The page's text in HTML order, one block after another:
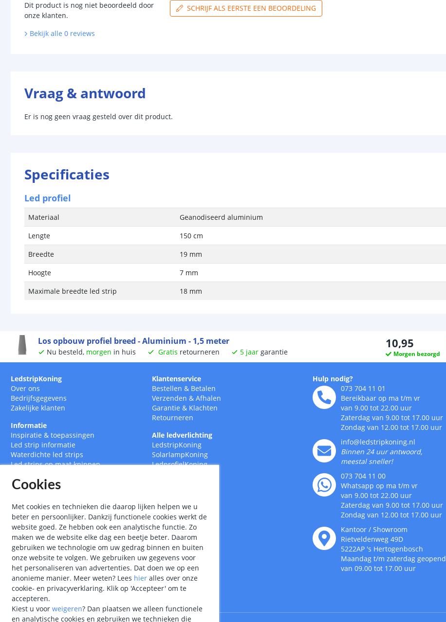
Dit product is nog niet beoordeeld door
onze klanten.
SCHRIJF ALS EERSTE EEN BEOORDELING
Bekijk alle 0 reviews
Vraag & antwoord
Er is nog geen vraag gesteld over dit product.
Specificaties
Led profiel
Materiaal
Geanodiseerd aluminium
Lengte
150 cm
Breedte
19 mm
Hoogte
7 mm
Maximale breedte led strip
18 mm
Los opbouw profiel breed - Aluminium - 1,5 meter
Nu besteld, morgen in huis Gratis retourneren 5 jaar garantie
10,95
Morgen bezorgd
LedstripKoning
Over ons
Bedrijfsgegevens
Zakelijke klanten
Informatie
Inspiratie & toepassingen
Led strip informatie
Waterdichte led strips
Led strips op maat knippen
Ledstrips 12 Volt
Klantenservice
Bestellen & Betalen
Verzenden & Afhalen
Garantie & Klachten
Retourneren
Alle ledverlichting
LedstripKoning
SolarlampKoning
LedprofielKoning
Hulp nodig?
073 704 11 01
Bereikbaar op ma t/m vr
van 9.00 tot 22.00 uur
Zaterdag van 9.00 tot 17.00 uur
Zondag van 12.00 tot 17.00 uur
info@ledstripkoning.nl
Binnen 24 uur antwoord,
meestal sneller!
073 704 11 00
Whatsapp op ma t/m vr
van 9.00 tot 22.00 uur
Zaterdag van 9.00 tot 17.00 uur
Zondag van 12.00 tot 17.00 uur
Kantoor / Showroom
Rietveldenweg 49D
5222AP 's Hertogenbosch
Maandag t/m zaterdag geopend
van 09.00 tot 17.00 uur
Cookies
Met cookies en technieken die daarop lijken helpen we u
beter en persoonlijker. Dankzij functionele cookies werkt de
website goed. Ze hebben ook een analytische functie. Zo
maken we de website elke dag een beetje beter. Daarom
gebruiken we technologie om uw gedrag binnen en buiten
onze website te volgen. We gebruiken uw gegevens voor
het personaliseren van advertenties. Dat doen we op een
anonieme manier. Meer weten? Lees hier alles over onze
cookie- en privacyverklaring. Klik op 'Accepteer' om te
accepteren.
Kiest u voor weigeren? Dan plaatsen we alleen functionele
en analytische cookies en gebruiken we technieken die